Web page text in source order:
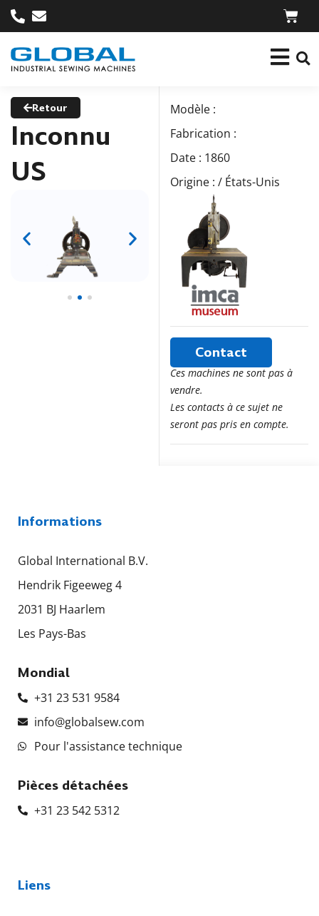
Retour
Inconnu
US
Modèle :
Fabrication :
Date : 1860
Origine : / États-Unis
Ces machines ne sont pas à
vendre.
Les contacts à ce sujet ne
seront pas pris en compte.
Contact
Informations
Global International B.V.
Hendrik Figeeweg 4
2031 BJ Haarlem
Les Pays-Bas
Mondial
+31 23 531 9584
info@globalsew.com
Pour l'assistance technique
Pièces détachées
+31 23 542 5312
Liens